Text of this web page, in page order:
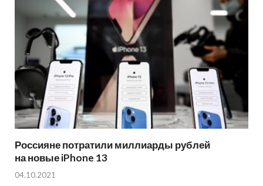
Россияне потратили миллиарды рублей
на новые iPhone 13
04.10.2021